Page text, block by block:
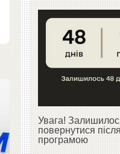
Увага!
повернутися
програмою